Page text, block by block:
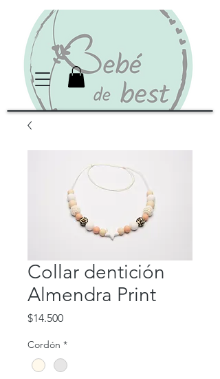
Collar dentición
Almendra Print
$14.500Precio
Cordón *